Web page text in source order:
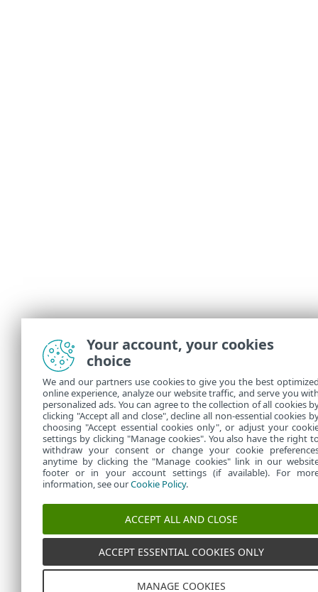
Your account, your cookies
choice
We and our partners use cookies to give you the best
online experience, analyze our website traffic, and serve you
personalized ads. You can agree to the collection of all cookies
clicking "Accept all and close", decline all non-essential cookies
choosing "Accept essential cookies only", or adjust your
settings by clicking "Manage cookies". You also have the right
withdraw your consent or change your cookie
anytime by clicking the "Manage cookies" link in our
footer or in your account settings (if available). For
information, see ourCookie Policy.
ACCEPT ALL AND CLOSE
ACCEPT ESSENTIAL COOKIES ONLY
MANAGE COOKIES